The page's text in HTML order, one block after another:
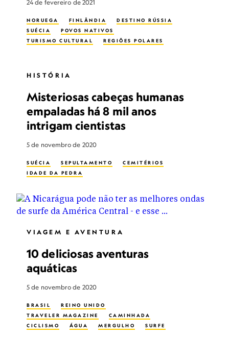
24 de fevereiro de 2021
NORUEGA FINLÂNDIA
DESTINO RÚSSIA
SUÉCIA
POVOS NATIVOS
TURISMO CULTURAL
REGIÕES POLARES
HISTÓRIA
Misteriosas cabeças humanas
empaladas há 8 mil anos
intrigam cientistas
5 de novembro de 2020
SUÉCIA SEPULTAMENTO
CEMITÉRIOS
IDADE DA PEDRA
VIAGEM E AVENTURA
10 deliciosas aventuras
aquáticas
5 de novembro de 2020
BRASIL
REINO UNIDO
TRAVELER MAGAZINE
CAMINHADA
CICLISMO
ÁGUA MERGULHO SURFE